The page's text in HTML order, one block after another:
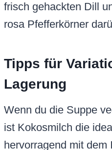
frisch gehackten Dill
rosa Pfefferkörner
Tipps für
Lagerung
Wenn du die Suppe
ist Kokosmilch die
hervorragend mit dem